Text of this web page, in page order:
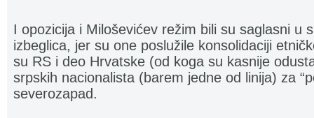
I opozicija i Miloševićev režim bili su saglasni u
izbeglica, jer su one poslužile konsolidaciji
su RS i deo Hrvatske (od koga su kasnije
srpskih nacionalista (barem jedne od linija) za
severozapad.